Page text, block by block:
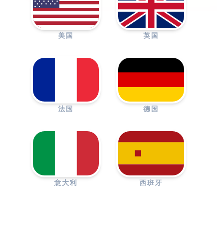
美国 英国
法国 德国
意大利 西班牙